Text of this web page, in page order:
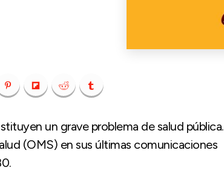
un grave problema de salud pública.
(OMS) en sus últimas comunicaciones